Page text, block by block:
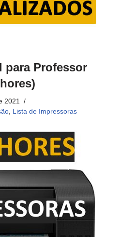
para Professor
2021
, Lista de Impressoras